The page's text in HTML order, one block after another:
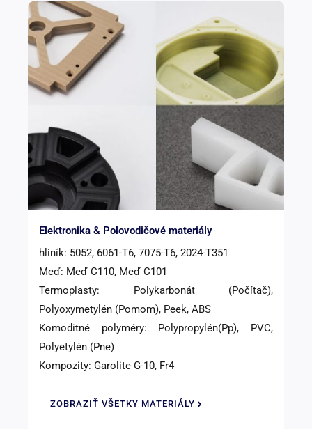
Elektronika & Polovodičové materiály
hliník: 5052, 6061-T6, 7075-T6, 2024-T351
Meď: Meď C110, Meď C101
Termoplasty: Polykarbonát (Počítač),
Polyoxymetylén (Pomom), Peek, ABS
Komoditné polyméry: Polypropylén(Pp), PVC,
Polyetylén (Pne)
Kompozity: Garolite G-10, Fr4
ZOBRAZIŤ VŠETKY MATERIÁLY